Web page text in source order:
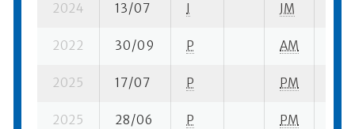
2024 13/07 I JM
2022 30/09 P AM
2025 17/07 P PM
2025 28/06 P PM